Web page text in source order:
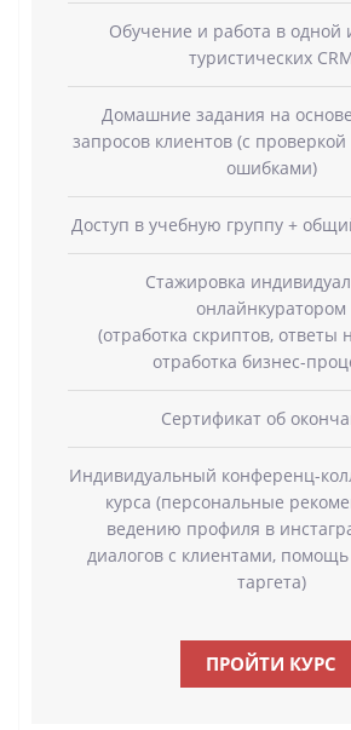
Обучение и работа в одной
туристических
Домашние задания на
запросов клиентов (с
ошибками)
Доступ в учебную группу +
Стажировка
онлайнкуратором
(отработка скриптов, ответы
отработка бизнес-
Сертификат об
Индивидуальный конференц-
курса (персональные
ведению профиля в
диалогов с клиентами, помощь
таргета)
ПРОЙТИ КУРС